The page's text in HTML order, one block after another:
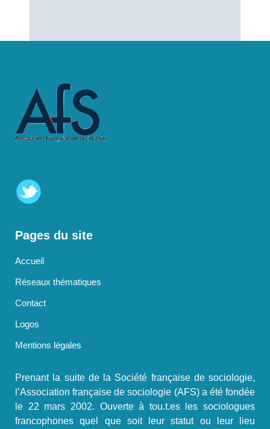
Pages du site
Accueil
Réseaux thématiques
Contact
Logos
Mentions légales
Prenant la suite de la Société française de sociologie,
l’Association française de sociologie (AFS) a été fondée
le 22 mars 2002. Ouverte à tou.t.es les sociologues
francophones quel que soit leur statut ou leur lieu